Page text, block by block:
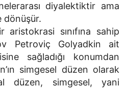
diyalektiktir ama
dönüşür.
aristokrasi sınıfına sahip
Petroviç Golyadkin ait
sağladığı konumdan
simgesel düzen olarak
düzen, simgesel, yani